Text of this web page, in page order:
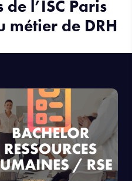
l’ISC Paris
métier de DRH